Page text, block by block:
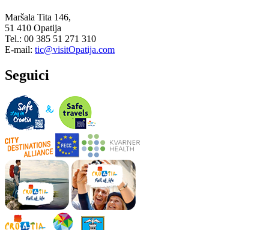
Maršala Tita 146,
51 410 Opatija
Tel.: 00 385 51 271 310
E-mail: tic@visitOpatija.com
Seguici